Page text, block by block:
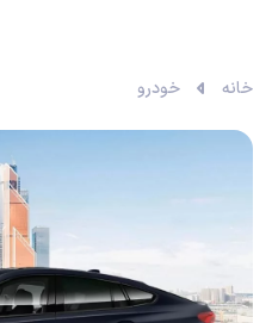
خانه خودرو